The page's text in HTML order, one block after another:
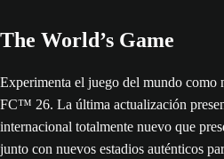
The World’s Game
Experimenta el juego del mundo como
FC™ 26. La última actualización
internacional totalmente nuevo que
junto con nuevos estadios auténticos